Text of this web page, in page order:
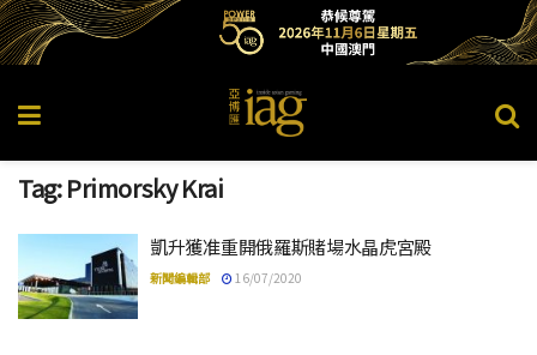
Tag:Primorsky Krai
凱升獲准重開俄羅斯賭場水晶虎宮殿
新聞編輯部 16/07/2020